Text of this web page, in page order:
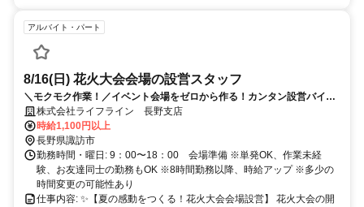
アルバイト・パート
8/16(日) 花火大会会場の設営スタッフ
＼モクモク作業！／イベント会場をゼロから作る！カンタン設営バイ
ト！株式会社ライフライン 長野支店
時給1,100円以上
長野県諏訪市
勤務時間・曜日: 9：00〜18：00 会場準備 ※単発OK、作業未経
験、お友達同士の勤務もOK ※8時間勤務以降、時給アップ ※多少の
時間変更の可能性あり
仕事内容: ✨【夏の感動をつくる！花火大会会場設営】 花火大会の開